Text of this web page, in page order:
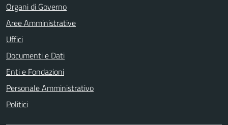
Organi di Governo
Aree Amministrative
Uffici
Documenti e Dati
Enti e Fondazioni
Personale Amministrativo
Politici